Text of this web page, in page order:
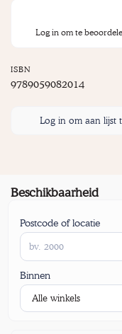
Log in om te
ISBN
9789059082014
Log in om aan lijst
Beschikbaarheid
Postcode of locatie
Binnen